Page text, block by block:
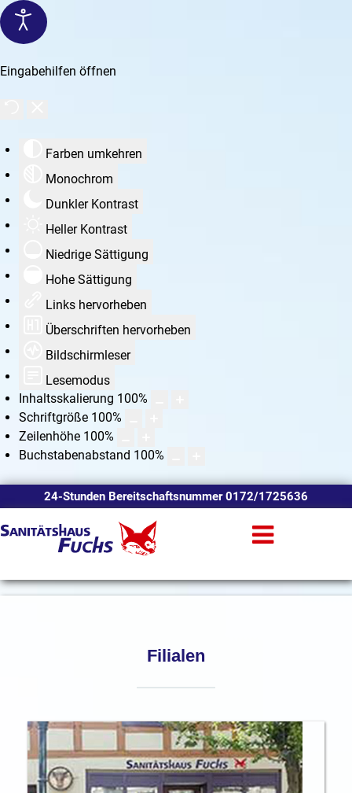
Eingabehilfen öffnen
Farben umkehren
Monochrom
Dunkler Kontrast
Heller Kontrast
Niedrige Sättigung
Hohe Sättigung
Links hervorheben
Überschriften hervorheben
Bildschirmleser
Lesemodus
Inhaltsskalierung 100%
Schriftgröße 100%
Zeilenhöhe 100%
Buchstabenabstand 100%
24-Stunden Bereitschaftsnummer 0172/1725636
Filialen